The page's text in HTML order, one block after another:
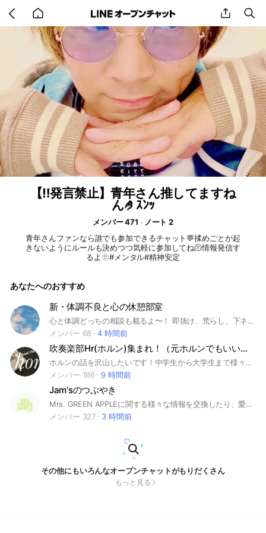
back
to
home
share
【‼️発言禁止】青年さん推してますね
ん🤌ｽﾝｯ
メンバー 471
ノート 2
青年さんファンなら誰でも参加できるチャット💬揉めごとが起
きないようにルールも決めつつ気軽に参加してね🫠情報発信す
るよ🫥#メンタル#精神安定
あなたへのおすすめ
新・体調不良と心の休憩部室
心と体調どっちの相談も載るよ〜！ 即抜け、荒らし、下ネタ、なりすまし、誰かが嫌になる事は言わないでね！！ 保健室というオープンチャットは 少人数で相談出来るから、大人数だと不安だなっていう人向け！体調不良と心の休憩部室はみんなで相談に載るオープンチャット！ みんなで仲良くしようね！
メンバー 68
4 時間前
吹奏楽部Hr(ホルン)集まれ！（元ホルンでもいいよ）
ホルンの話を沢山したいです！中学生から大学生まで様々いらっしゃるのでたくさん学べたりできます！ 一緒に楽しもう！ #吹奏楽部 #ホルン
メンバー 186
9 時間前
Jam'sのつぶやき
Mrs. GREEN APPLEに関する様々な情報を交換したり、愛を語ったりとJam'sの輪を広げ、絆を深める場所です！ 年齢性別関係なく、また、Jam's歴に関係なく全てのJam'sが対象です！！！ ⚠️誹謗中傷等不快な思いをするような発言、行動はやめてください。 ⚠️見かけた場合強制退出して頂きます。 参加している全ての人が心地よく交流できるようにみなさんでいい環境を作り上げて行きましょう！ #Mrs. GREEN APPLE #ジャムズ #Jam's #ミセス好き
メンバー 327
3 時間前
その他にもいろんなオープンチャットがもりだくさん
もっと見る